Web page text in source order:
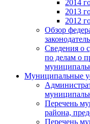
2014
2013
2012
Обзор
Сведения о
по делам о
Муниципальные
Перечень
района,
Перечень